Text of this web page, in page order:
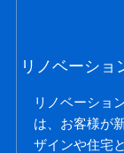
リノベーショ
リノベーショ
は、お客様が
ザインや住宅